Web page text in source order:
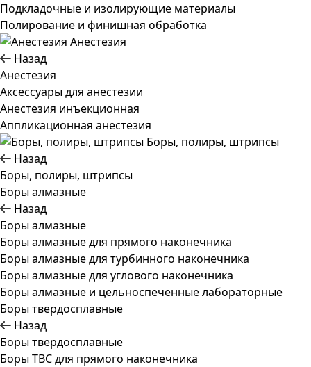
Подкладочные и изолирующие материалы
Полирование и финишная обработка
Анестезия
Назад
Анестезия
Аксессуары для анестезии
Анестезия инъекционная
Аппликационная анестезия
Боры, полиры, штрипсы
Назад
Боры, полиры, штрипсы
Боры алмазные
Назад
Боры алмазные
Боры алмазные для прямого наконечника
Боры алмазные для турбинного наконечника
Боры алмазные для углового наконечника
Боры алмазные и цельноспеченные лабораторные
Боры твердосплавные
Назад
Боры твердосплавные
Боры ТВС для прямого наконечника